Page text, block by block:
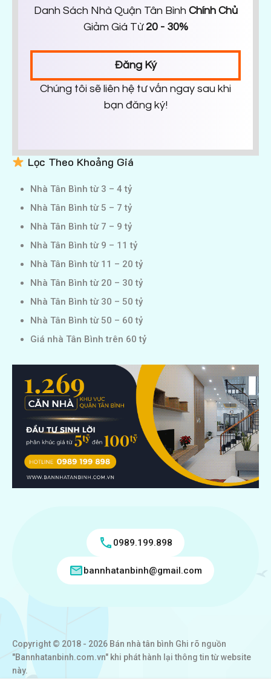
Danh Sách Nhà Quận Tân Bình Chính Chủ
Giảm Giá Từ 20 - 30%
Đăng Ký
Chúng tôi sẽ liên hệ tư vấn ngay sau khi
bạn đăng ký!
Lọc Theo Khoảng Giá
Nhà Tân Bình từ 3 – 4 tỷ
Nhà Tân Bình từ 5 – 7 tỷ
Nhà Tân Bình từ 7 – 9 tỷ
Nhà Tân Bình từ 9 – 11 tỷ
Nhà Tân Bình từ 11 – 20 tỷ
Nhà Tân Bình từ 20 – 30 tỷ
Nhà Tân Bình từ 30 – 50 tỷ
Nhà Tân Bình từ 50 – 60 tỷ
Giá nhà Tân Bình trên 60 tỷ
0989.199.898
bannhatanbinh@gmail.com
Copyright © 2018 - 2026 Bán nhà tân bình Ghi rõ nguồn
"Bannhatanbinh.com.vn" khi phát hành lại thông tin từ website
này.